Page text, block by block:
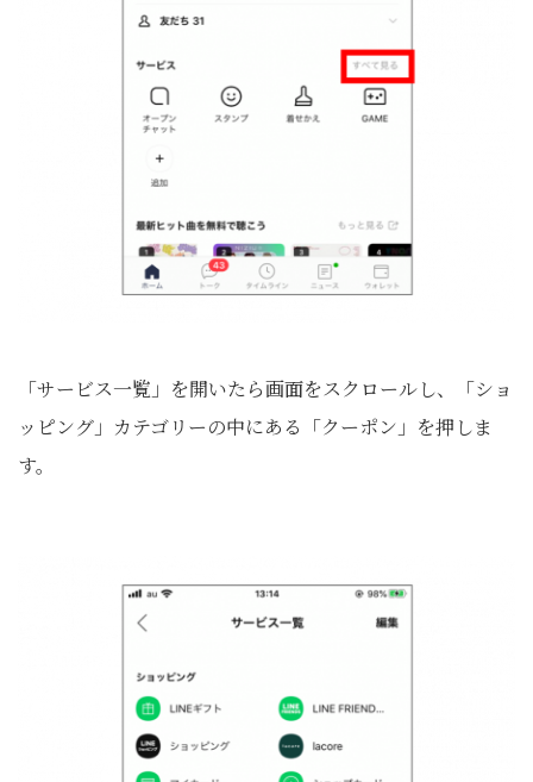
「サービス一覧」を開いたら画面をスクロールし、「ショ
ッピング」カテゴリーの中にある「クーポン」を押しま
す。